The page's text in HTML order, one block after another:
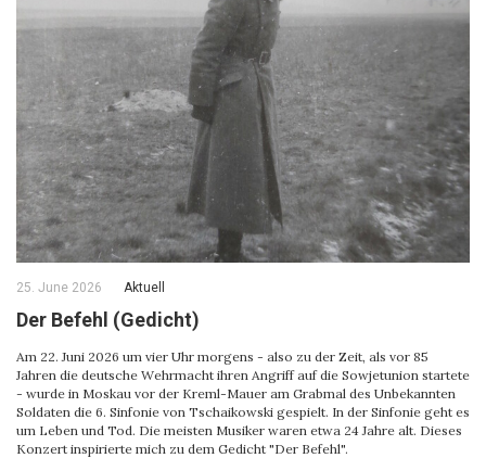
25. June 2026 Aktuell
Der Befehl (Gedicht)
Am 22. Juni 2026 um vier Uhr morgens - also zu der Zeit, als vor 85
Jahren die deutsche Wehrmacht ihren Angriff auf die Sowjetunion startete
- wurde in Moskau vor der Kreml-Mauer am Grabmal des Unbekannten
Soldaten die 6. Sinfonie von Tschaikowski gespielt. In der Sinfonie geht es
um Leben und Tod. Die meisten Musiker waren etwa 24 Jahre alt. Dieses
Konzert inspirierte mich zu dem Gedicht "Der Befehl".